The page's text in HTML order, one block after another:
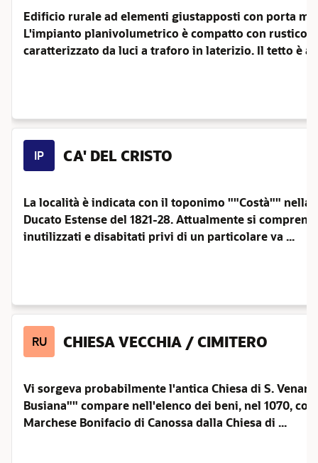
Edificio rurale ad elementi giustapposti con porta
L'impianto planivolumetrico è compatto con rustico
caratterizzato da luci a traforo in laterizio. Il tetto è a
IP CA' DEL CRISTO
La località è indicata con il toponimo ""Costà"" nella
Ducato Estense del 1821-28. Attualmente si
inutilizzati e disabitati privi di un particolare va ...
RU CHIESA VECCHIA / CIMITERO
Vi sorgeva probabilmente l'antica Chiesa di S.
Busiana"" compare nell'elenco dei beni, nel 1070,
Marchese Bonifacio di Canossa dalla Chiesa di ...